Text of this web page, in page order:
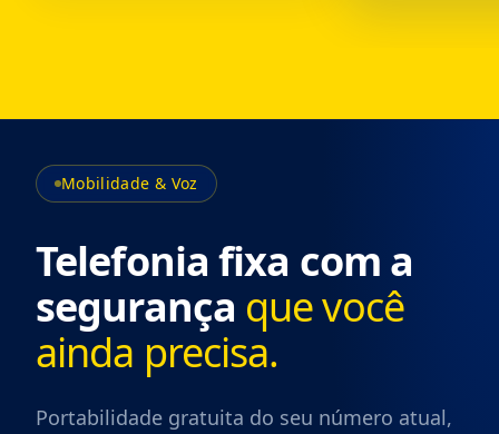
Mobilidade & Voz
Telefonia fixa com a
segurança que você
ainda precisa.
Portabilidade gratuita do seu número atual,